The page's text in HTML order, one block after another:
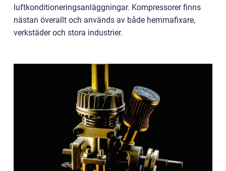
luftkonditioneringsanläggningar. Kompressorer finns
nästan överallt och används av både hemmafixare,
verkstäder och stora industrier.